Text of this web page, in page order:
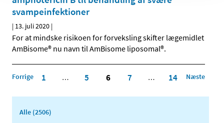
svampeinfektioner
| 13. juli 2020 |
For at mindske risikoen for forveksling skifter lægemidlet
AmBisome® nu navn til AmBisome liposomal®.
Forrige 1 … 5 6 7 … 14 Næste
Alle (2506)